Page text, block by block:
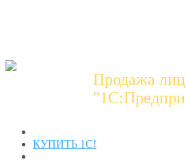
Продажа
КУПИТЬ 1С!